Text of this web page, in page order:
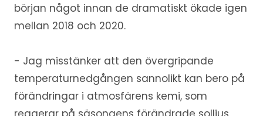
början något innan de dramatiskt ökade igen
mellan 2018 och 2020.
- Jag misstänker att den övergripande
temperaturnedgången sannolikt kan bero på
förändringar i atmosfärens kemi, som